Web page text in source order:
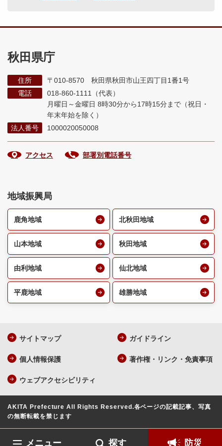
メニュー 探す 防災
秋田県庁
住所
〒010-8570 秋田県秋田市山王四丁目1番1号
電話
018-860-1111（代表）
月曜日～金曜日 8時30分から17時15分まで （祝日・
年末年始を除く）
法人番号
1000020050008
アクセス 部署別電話番号
地域振興局
鹿角地域 北秋田地域
山本地域 秋田地域
由利地域 仙北地域
平鹿地域 雄勝地域
サイトマップ ガイドライン
個人情報保護 著作権・リンク・免責事項
ウェブアクセシビリティ
AKITA Prefecture All Rights Reserved.各ページの記載記事、写真
の無断転載を禁じます